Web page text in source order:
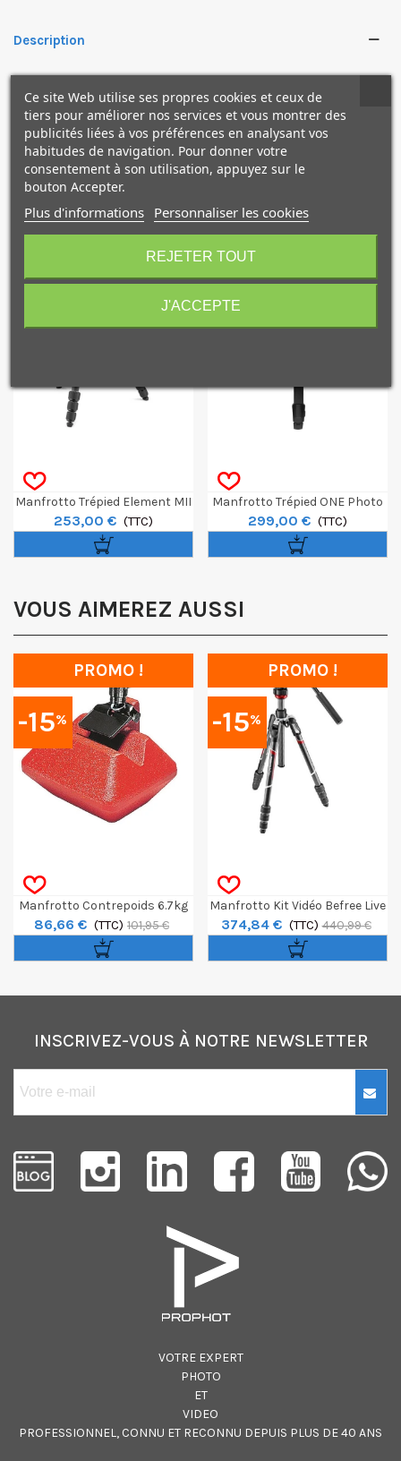
Description
Caractéristiques
NOS PRODUITS
COMPLÉMENTAIRES
Manfrotto Trépied Element MII
Mobile Noir 4 Sections BH1
253,00 € (TTC)
Manfrotto Trépied ONE Photo
En Aluminium
299,00 € (TTC)
VOUS AIMEREZ AUSSI
-15%
PROMO !
Manfrotto Contrepoids 6.7kg
86,66 € (TTC) 101,95 €
-15%
PROMO !
Manfrotto Kit Vidéo Befree Live
En Carbone Noir - Verrouillage
Rotati
374,84 € (TTC) 440,99 €
INSCRIVEZ-VOUS À NOTRE NEWSLETTER
VOTRE EXPERT
PHOTO
ET
VIDEO
PROFESSIONNEL, CONNU ET RECONNU DEPUIS PLUS DE 40 ANS
Ce site Web utilise ses propres cookies et ceux de
tiers pour améliorer nos services et vous montrer des
publicités liées à vos préférences en analysant vos
habitudes de navigation. Pour donner votre
consentement à son utilisation, appuyez sur le
bouton Accepter.
Plus d'informations Personnaliser les cookies
REJETER TOUT
J'ACCEPTE
J'accepte de recevoir des SMS de la part de la marque.